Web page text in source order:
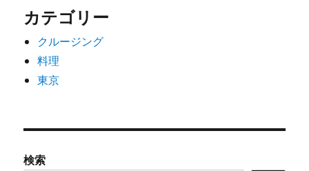
カテゴリー
クルージング
料理
東京
検索